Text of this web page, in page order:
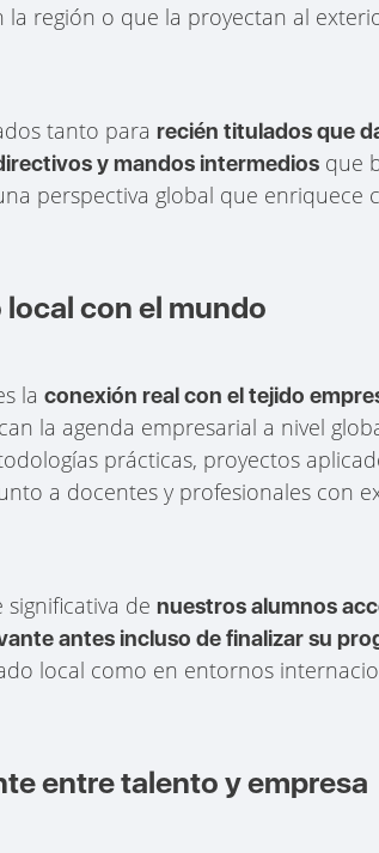
región o que la proyectan al
tanto para recién titulados que
y mandos intermedios que
perspectiva global que enriquece
con el mundo
la conexión real con el tejido
la agenda empresarial a nivel
prácticas, proyectos
a docentes y profesionales con
de nuestros alumnos
antes incluso de finalizar su
local como en entornos
entre talento y empresa